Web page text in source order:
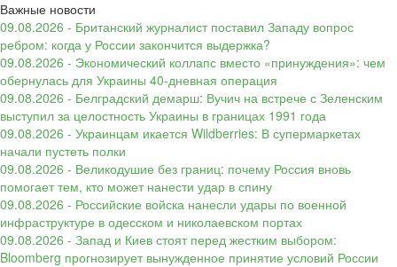
Важные новости
09.08.2026 - Британский журналист поставил Западу вопрос
ребром: когда у России закончится выдержка?
09.08.2026 - Экономический коллапс вместо «принуждения»: чем
обернулась для Украины 40-дневная операция
09.08.2026 - Белградский демарш: Вучич на встрече с Зеленским
выступил за целостность Украины в границах 1991 года
09.08.2026 - Украинцам икается Wildberries: В супермаркетах
начали пустеть полки
09.08.2026 - Великодушие без границ: почему Россия вновь
помогает тем, кто может нанести удар в спину
09.08.2026 - Российские войска нанесли удары по военной
инфраструктуре в одесском и николаевском портах
09.08.2026 - Запад и Киев стоят перед жестким выбором:
Bloomberg прогнозирует вынужденное принятие условий России